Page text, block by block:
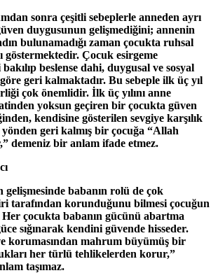
sonra çeşitli sebeplerle anneden ayrı
duygusunun gelişmediğini; annenin
bulunamadığı zaman çocukta ruhsal
göstermektedir. Çocuk esirgeme
beslense dahi, duygusal ve sosyal
geri kalmaktadır. Bu sebeple ilk üç yıl
çok önemlidir. İlk üç yılını anne
yoksun geçiren bir çocukta güven
kendisine gösterilen sevgiye karşılık
geri kalmış bir çocuğa “Allah
demeniz bir anlam ifade etmez.
babanın rolü de çok
tarafından korunduğunu bilmesi çocuğun
Her çocukta babanın gücünü abartma
sığınarak kendini güvende hisseder.
korumasından mahrum büyümüş bir
her türlü tehlikelerden korur,”
taşımaz.